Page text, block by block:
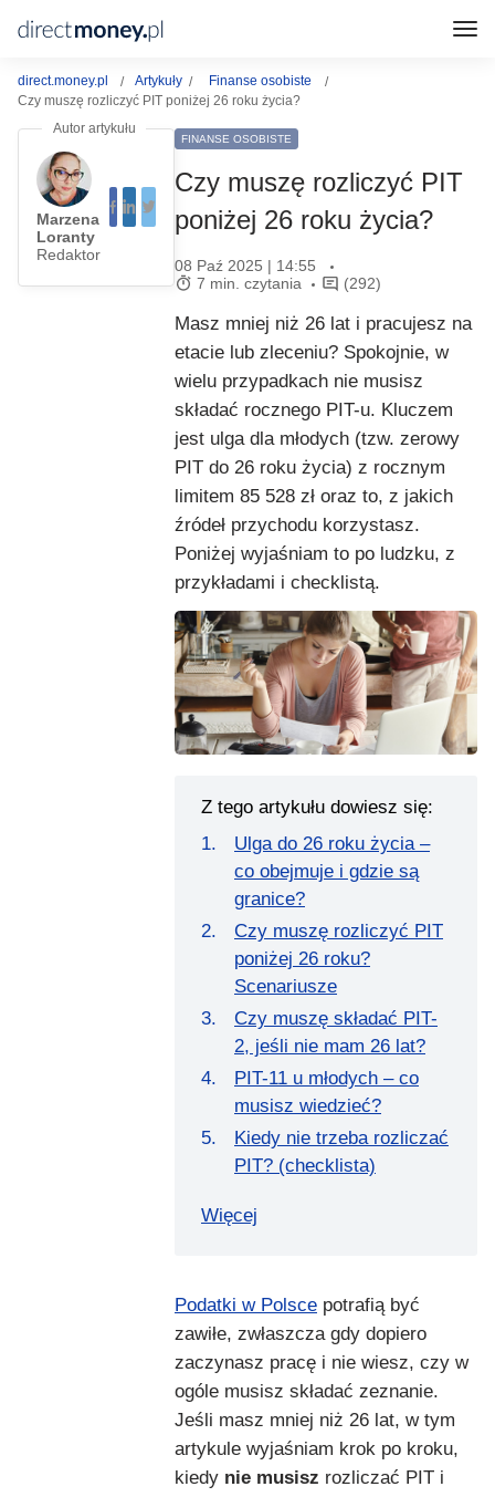
direct.money.pl Artykuły
Finanse osobiste
Czy muszę rozliczyć PIT poniżej 26 roku życia?
Marzena
Loranty
Redaktor
FINANSE OSOBISTE
Czy muszę rozliczyć PIT
poniżej 26 roku życia?
08 Paź 2025 | 14:55
7 min. czytania
(292)
Masz mniej niż 26 lat i pracujesz na
etacie lub zleceniu? Spokojnie, w
wielu przypadkach nie musisz
składać rocznego PIT-u. Kluczem
jest ulga dla młodych (tzw. zerowy
PIT do 26 roku życia) z rocznym
limitem 85 528 zł oraz to, z jakich
źródeł przychodu korzystasz.
Poniżej wyjaśniam to po ludzku, z
przykładami i checklistą.
Z tego artykułu dowiesz się:
Ulga do 26 roku życia –
co obejmuje i gdzie są
granice?
Czy muszę rozliczyć PIT
poniżej 26 roku?
Scenariusze
Czy muszę składać PIT-
2, jeśli nie mam 26 lat?
PIT-11 u młodych – co
musisz wiedzieć?
Kiedy nie trzeba rozliczać
PIT? (checklista)
Więcej
Podatki w Polsce potrafią być
zawiłe, zwłaszcza gdy dopiero
zaczynasz pracę i nie wiesz, czy w
ogóle musisz składać zeznanie.
Jeśli masz mniej niż 26 lat, w tym
artykule wyjaśniam krok po kroku,
kiedy nie musisz rozliczać PIT i